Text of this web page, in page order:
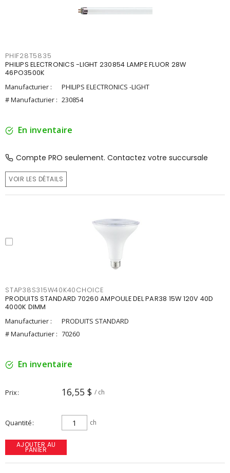
PHIF28T5835
PHILIPS ELECTRONICS -LIGHT 230854 LAMPE FLUOR 28W
46PO3500K
Manufacturier :
PHILIPS ELECTRONICS -LIGHT
# Manufacturier : 230854
En inventaire
Compte PRO seulement. Contactez votre succursale
VOIR LES DÉTAILS
STAP38S315W40K40CHOICE
PRODUITS STANDARD 70260 AMPOULE DEL PAR38 15W 120V 40D
4000K DIMM
Manufacturier :
PRODUITS STANDARD
# Manufacturier : 70260
En inventaire
Prix 16,55 $ / ch
Quantité ch
AJOUTER AU
PANIER